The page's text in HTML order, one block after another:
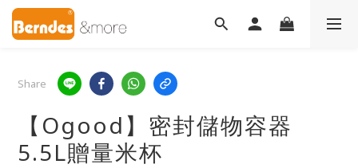
Share
【Ogood】密封儲物容器
5.5L贈量米杯